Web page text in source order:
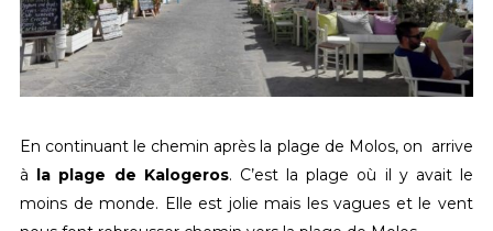
En continuant le chemin après la plage de Molos, on arrive
à la plage de Kalogeros. C’est la plage où il y avait le
moins de monde. Elle est jolie mais les vagues et le vent